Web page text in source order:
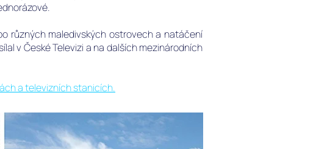
různých maledivských ostrovech a natáčení
v České Televizi a na dalších mezinárodních
a televizních stanicích.